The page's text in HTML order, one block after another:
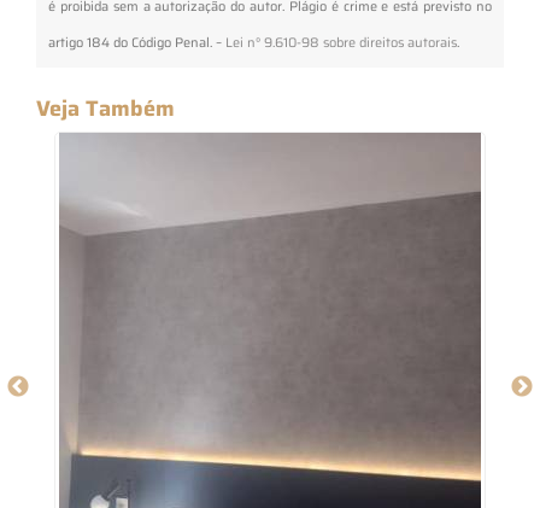
é proibida sem a autorização do autor. Plágio é crime e está previsto no
artigo 184 do Código Penal. – Lei n° 9.610-98 sobre direitos autorais.
Veja Também